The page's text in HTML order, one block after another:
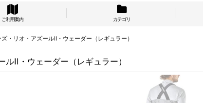
ご利用案内 カテゴリ
・リオ・アズールII・ウェーダー（レギュラー）
II・ウェーダー（レギュラー）